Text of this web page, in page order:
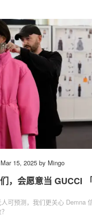
Mar 15, 2025 by Mingo
，会愿意当 GUCCI
可预测，我们更关心 Demna